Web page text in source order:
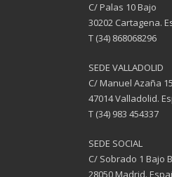
C/ Palas 10 Bajo
30202 Cartagena.
T (34) 868068296
SEDE VALLADOLID
C/ Manuel Azaña
47014 Valladolid.
T (34) 983 454337
SEDE SOCIAL
C/ Sobrado 1 Bajo B
28050 Madrid.